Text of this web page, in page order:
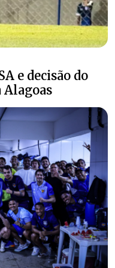
e decisão do
Alagoas